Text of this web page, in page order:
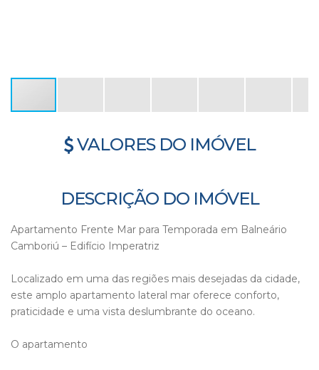
VALORES DO IMÓVEL
DESCRIÇÃO DO IMÓVEL
Apartamento Frente Mar para Temporada em Balneário
Camboriú – Edifício Imperatriz
Localizado em uma das regiões mais desejadas da cidade,
este amplo apartamento lateral mar oferece conforto,
praticidade e uma vista deslumbrante do oceano.
O apartamento